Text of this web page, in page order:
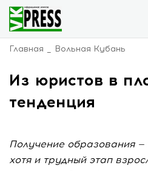
Главная Вольная Кубань
Из юристов в
тенденция
Получение образования —
хотя и трудный этап